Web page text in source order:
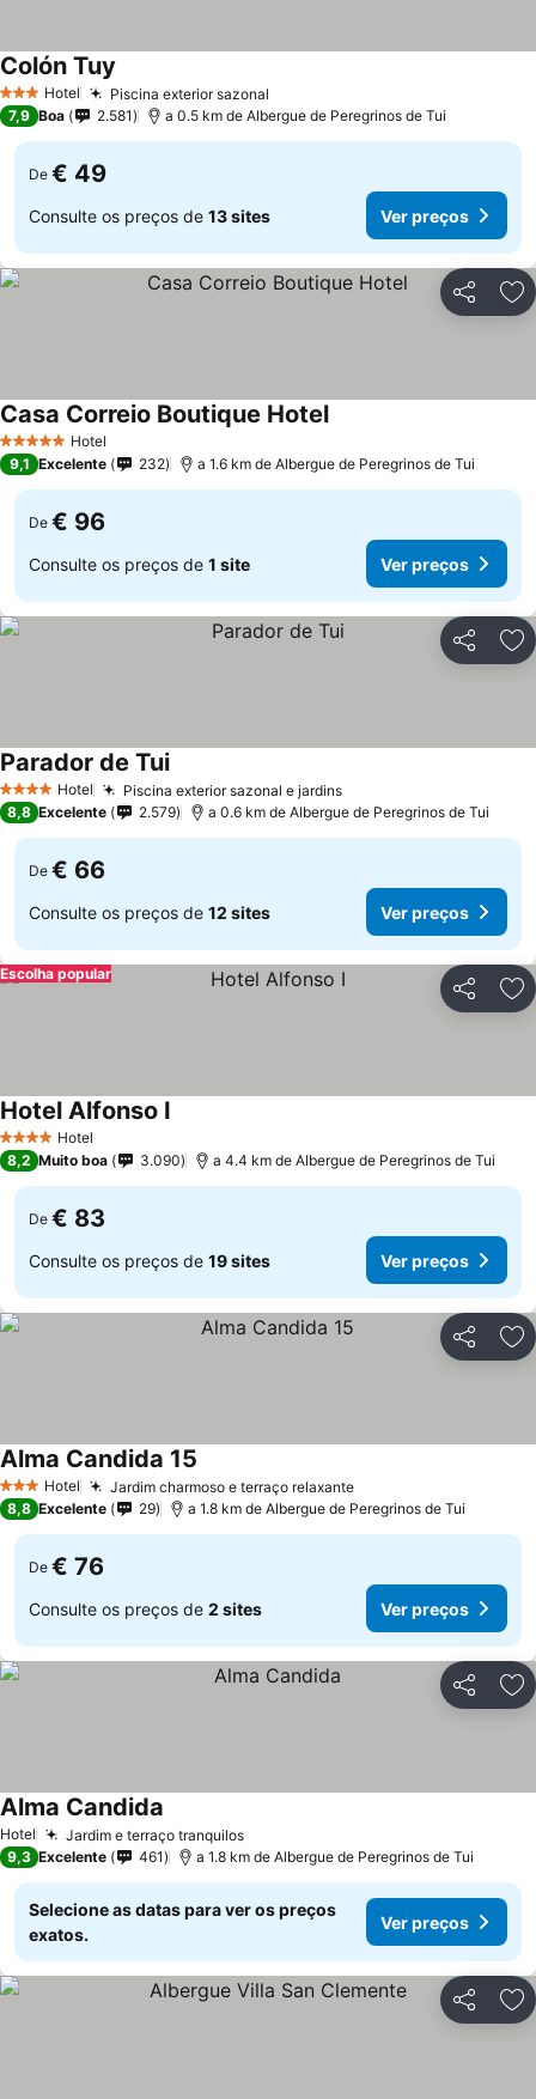
3 EstrelasHotel Piscina exterior sazonal
Colón Tuy
7,9 Boa 2.581 a 0.5 km de Albergue de Peregrinos de Tui
De € 49
Consulte os preços de 13 sites Ver preços
Partilhar
5 Estrelas Hotel
Casa Correio Boutique Hotel
9,1 Excelente 232 a 1.6 km de Albergue de Peregrinos de Tui
De € 96
Consulte os preços de 1 site Ver preços
Partilhar
4 EstrelasHotel Piscina exterior sazonal e jardins
Parador de Tui
8,8 Excelente 2.579 a 0.6 km de Albergue de Peregrinos de Tui
De € 66
Consulte os preços de 12 sites Ver preços
Partilhar
Escolha popular
4 EstrelasHotel
Hotel Alfonso I
8,2 Muito boa 3.090 a 4.4 km de Albergue de Peregrinos de Tui
De € 83
Consulte os preços de 19 sites Ver preços
Partilhar
3 EstrelasHotel Jardim charmoso e terraço relaxante
Alma Candida 15
8,8 Excelente 29 a 1.8 km de Albergue de Peregrinos de Tui
De € 76
Consulte os preços de 2 sites Ver preços
Partilhar
Hotel Jardim e terraço tranquilos
Alma Candida
9,3 Excelente 461 a 1.8 km de Albergue de Peregrinos de Tui
Selecione as datas para ver os preços
exatos.
Ver preços
Partilhar